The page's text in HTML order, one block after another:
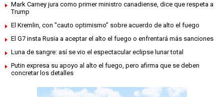
Mark Carney jura como primer ministro canadiense, dice que respeta a
Trump
El Kremlin, con "cauto optimismo” sobre acuerdo de alto el fuego
El G7 insta Rusia a aceptar el alto el fuego o enfrentará más sanciones
Luna de sangre: así se vio el espectacular eclipse lunar total
Putin expresa su apoyo al alto el fuego, pero afirma que se deben
concretar los detalles